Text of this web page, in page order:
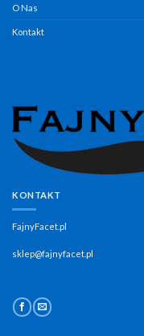
O Nas
Kontakt
KONTAKT
FajnyFacet.pl
sklep@fajnyfacet.pl